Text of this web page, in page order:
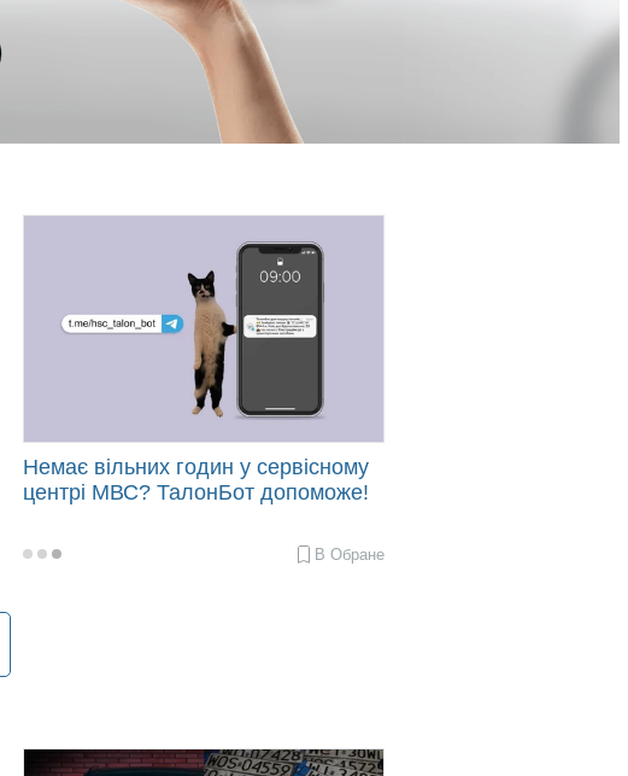
Немає вільних годин у сервісному
центрі МВС? ТалонБот допоможе!
2024-
В Обране